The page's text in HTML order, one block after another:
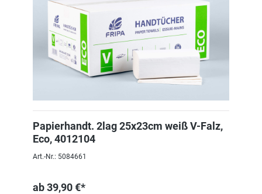
Papierhandt. 2lag 25x23cm weiß V-Falz,
Eco, 4012104
Art.-Nr.: 5084661
ab39,90 €*